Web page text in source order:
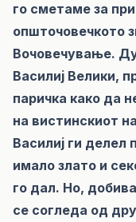
го сметаме за
општочовечкото
Вочовечување.
Василиј Велики,
паричка како да
на вистинскиот
Василиј ги делел
имало злато и
го дал. Но,
се согледа од